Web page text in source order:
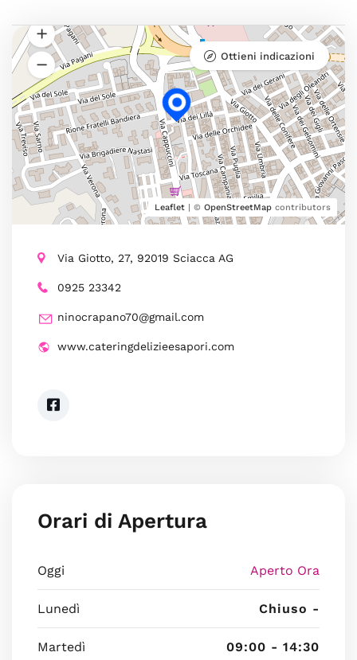
Leaflet | © OpenStreetMap contributors
Ottieni indicazioni
Via Giotto, 27, 92019 Sciacca AG
0925 23342
ninocrapano70@gmail.com
www.cateringdelizieesapori.com
Orari di Apertura
Oggi Aperto Ora
Lunedì Chiuso -
Martedì
09:00 - 14:30